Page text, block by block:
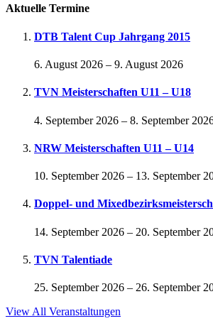
Aktuelle Termine
DTB Talent Cup Jahrgang 2015
6. August 2026 – 9. August 2026
TVN Meisterschaften U11 – U18
4. September 2026 – 8. September
NRW Meisterschaften U11 – U14
10. September 2026 – 13. September
Doppel- und
14. September 2026 – 20. September
TVN Talentiade
25. September 2026 – 26. September
View All Veranstaltungen